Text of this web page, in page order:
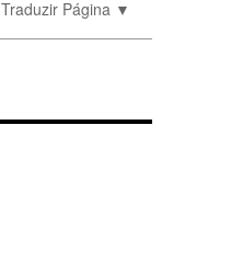
Traduzir Página ▼